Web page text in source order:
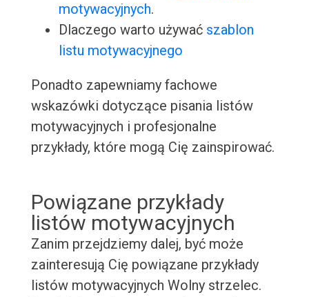
motywacyjnych.
Dlaczego warto używać szablon
listu motywacyjnego
Ponadto zapewniamy fachowe
wskazówki dotyczące pisania listów
motywacyjnych i profesjonalne
przykłady, które mogą Cię zainspirować.
Powiązane przykłady
listów motywacyjnych
Zanim przejdziemy dalej, być może
zainteresują Cię powiązane przykłady
listów motywacyjnych Wolny strzelec.